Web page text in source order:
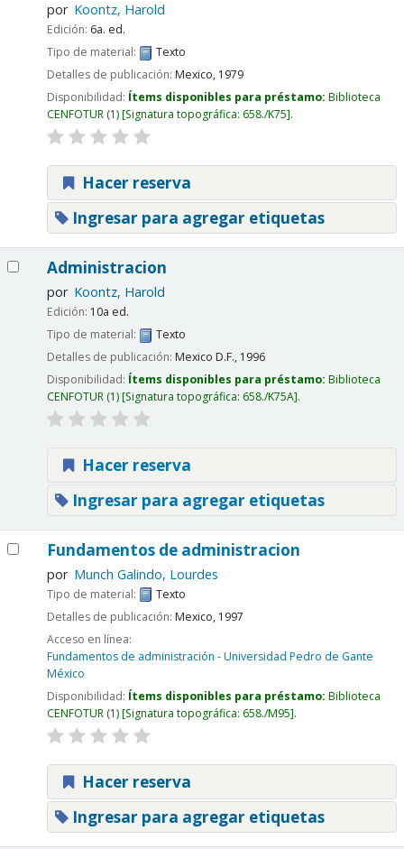
por Koontz, Harold
Edición: 6a. ed.
Tipo de material:
Texto
Detalles de publicación: Mexico, 1979
Disponibilidad: Ítems disponibles para préstamo: Biblioteca
CENFOTUR(1) Signatura topográfica: 658./K75 .
Hacer reserva
Ingresar para agregar etiquetas
Administracion
por Koontz, Harold
Edición: 10a ed.
Tipo de material:
Texto
Detalles de publicación: Mexico D.F., 1996
Disponibilidad: Ítems disponibles para préstamo: Biblioteca
CENFOTUR(1) Signatura topográfica: 658./K75A .
Hacer reserva
Ingresar para agregar etiquetas
Fundamentos de administracion
por Munch Galindo, Lourdes
Tipo de material:
Texto
Detalles de publicación: Mexico, 1997
Acceso en línea:
Fundamentos de administración - Universidad Pedro de Gante
México
Disponibilidad: Ítems disponibles para préstamo: Biblioteca
CENFOTUR(1) Signatura topográfica: 658./M95 .
Hacer reserva
Ingresar para agregar etiquetas